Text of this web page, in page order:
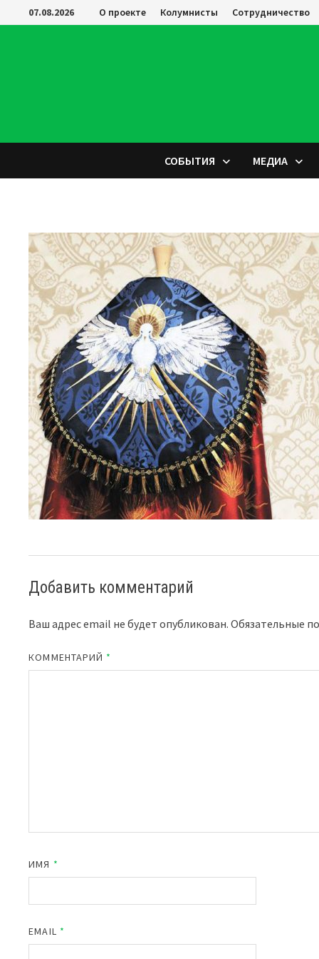
Перейти
к
07.08.2026 О проекте Колумнисты Сотрудничество
СОБЫТИЯ МЕДИА
Добавить комментарий
Ваш адрес email не будет опубликован. Обязательные
КОММЕНТАРИЙ *
ИМЯ *
EMAIL *